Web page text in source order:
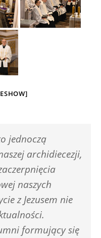
jednoczą
archidiecezji,
naszych
z Jezusem nie
formujący się